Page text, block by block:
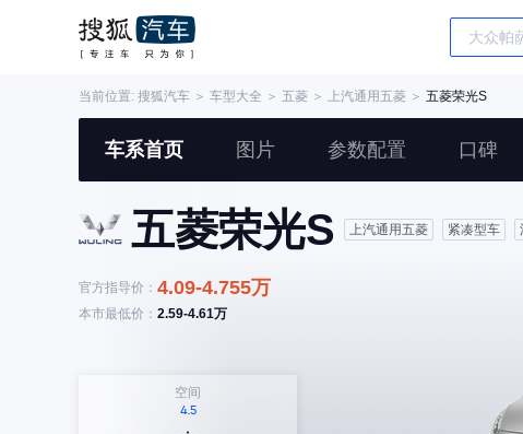
当前位置: 搜狐汽车 ＞ 车型大全 ＞ 五菱 ＞ 上汽通用五菱 ＞ 五菱荣光S
车系首页 图片 参数配置 口碑
五菱荣光S 上汽通用五菱 紧凑型车
官方指导价： 4.09-4.755万
本市最低价： 2.59-4.61万